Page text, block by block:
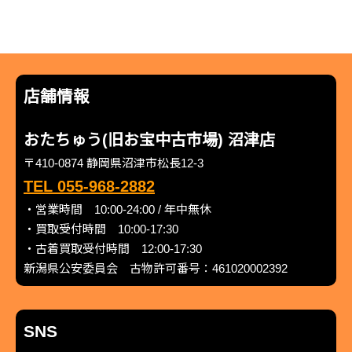
店舗情報
おたちゅう(旧お宝中古市場) 沼津店
〒410-0874 静岡県沼津市松長12-3
TEL 055-968-2882
・営業時間 10:00-24:00 / 年中無休
・買取受付時間 10:00-17:30
・古着買取受付時間 12:00-17:30
新潟県公安委員会 古物許可番号：461020002392
SNS